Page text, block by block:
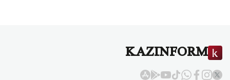
KAZINFORM